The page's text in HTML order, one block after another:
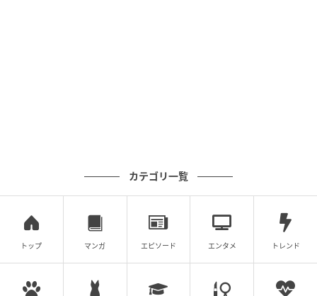
カテゴリ一覧
トップ マンガ エピソード エンタメ トレンド